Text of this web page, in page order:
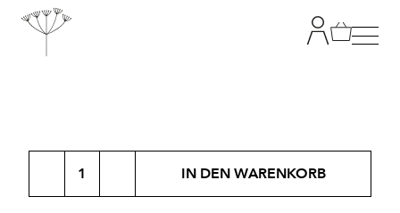
RESTAURANT STUCKIIN DEN WARENKORB